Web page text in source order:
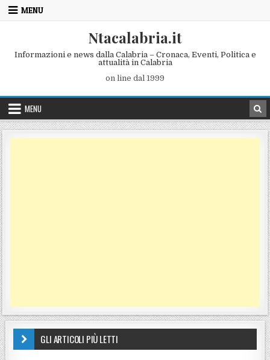
Skip to content
MENU
Ntacalabria.it
Informazioni e news dalla Calabria – Cronaca, Eventi, Politica e
attualità in Calabria
on line dal 1999
MENU
GLI ARTICOLI PIÙ LETTI